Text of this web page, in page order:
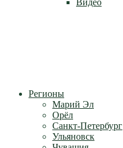
Видео
Регионы
Марий Эл
Орёл
Санкт-Петербург
Ульяновск